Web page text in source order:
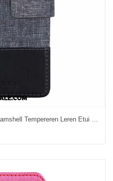
Samsung Galaxy A70s Hoesje Clamshell Tempereren Leren Etui Grijs Mobiele Telefoon Online